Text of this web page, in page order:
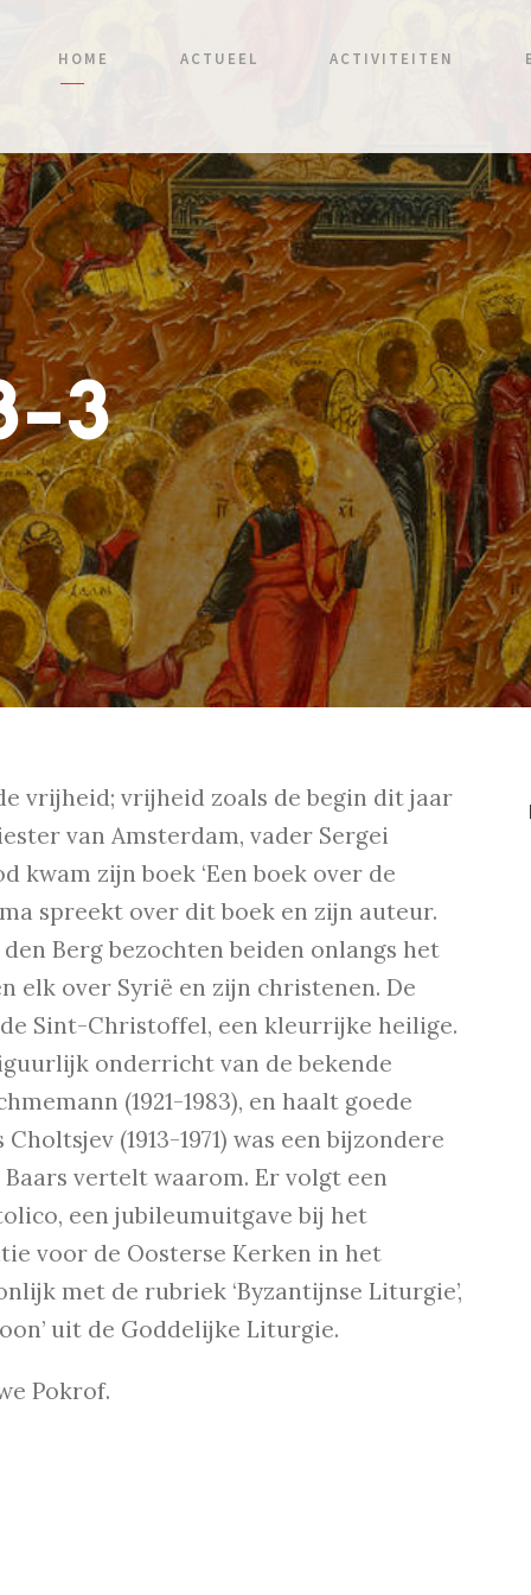
HOME ACTUEEL ACTIVITEITEN
3
vrijheid; vrijheid zoals de begin dit jaar
van Amsterdam, vader Sergei
kwam zijn boek ‘Een boek over de
spreekt over dit boek en zijn auteur.
Berg bezochten beiden onlangs het
elk over Syrië en zijn christenen. De
Sint-Christoffel, een kleurrijke heilige.
onderricht van de bekende
(1921-1983), en haalt goede
(1913-1971) was een bijzondere
vertelt waarom. Er volgt een
een jubileumuitgave bij het
voor de Oosterse Kerken in het
met de rubriek ‘Byzantijnse Liturgie’,
uit de Goddelijke Liturgie.
Pokrof.